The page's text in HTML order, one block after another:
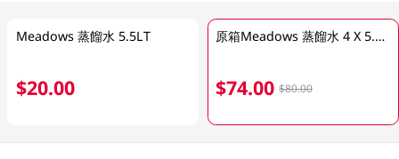
Meadows 蒸餾水 5.5LT
$20.00
原箱Meadows 蒸餾水 4 X 5.5LT
$74.00 $80.00